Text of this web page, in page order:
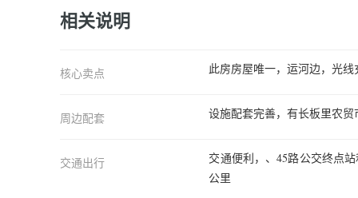
相关说明
核心卖点 此房房屋唯一，运河边，光
周边配套 设施配套完善，有长板里农
交通出行
交通便利，、45路公交终点
公里